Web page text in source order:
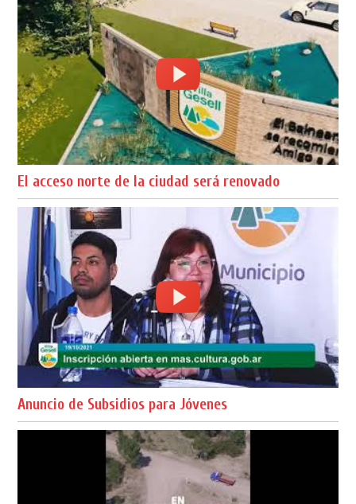
El acceso norte de la ciudad será renovado
Anuncio de Subsidios para Jóvenes